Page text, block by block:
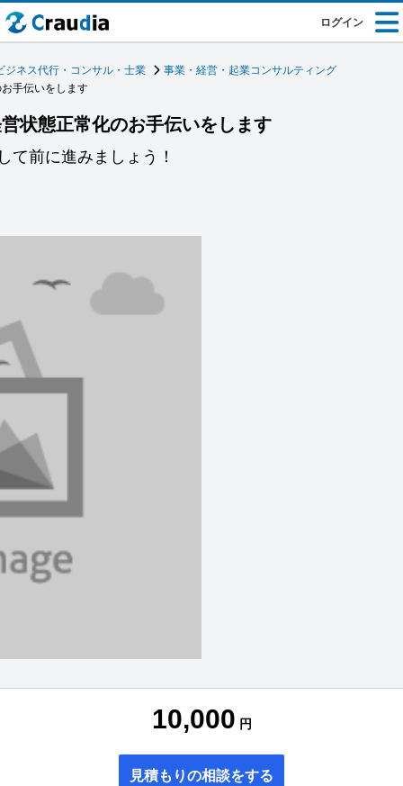
ログイン
ジネス代行・コンサル・士業
事業・経営・起業コンサルティング
手伝いをします
状態正常化のお手伝いをします
て前に進みましょう！
10,000 円
見積もりの相談をする